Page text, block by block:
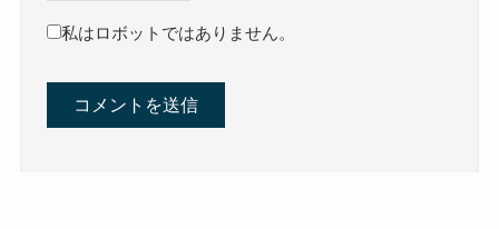
私はロボットではありません。